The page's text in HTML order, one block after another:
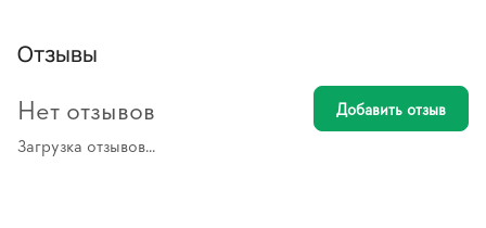
Отзывы
Загрузка отзывов...
Нет отзывов Добавить отзыв